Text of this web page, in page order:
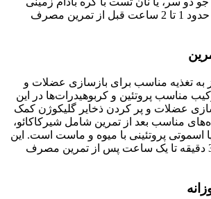
باشد. این وعده‌ها باید حدود 1 تا 2 ساعت قبل از تمرین مصرف
به تغذیه مناسب برای بازسازی عضلات و
مناسب پروتئین و کربوهیدرات‌ها در این
عضلات و پر کردن ذخایر گلیکوژن کمک
مناسب بعد از تمرین شامل شیرکاکائو،
اسموتی پروتئینی با میوه و ماست است. این
وعده باید در عرض 30 دقیقه تا یک ساعت پس از تمرین مصرف